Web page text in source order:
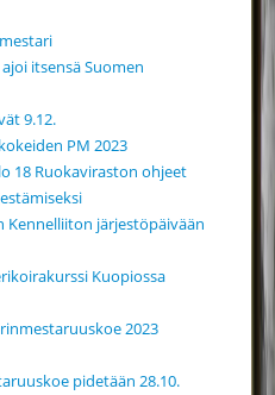
itsensä Suomen
9.12.
PM 2023
18 Ruokaviraston ohjeet
Kennelliiton järjestöpäivään
Kuopiossa
2023
pidetään 28.10.